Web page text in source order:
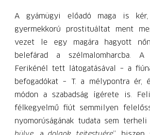
A gyámügyi előadó maga is kér,
gyermekkorú prostituáltat ment
vezet le egy magára hagyott
belefárad a szélmalomharcba. A
Ferikénél tett látogatásával – a
befogadókat – T. a mélypontra ér,
módon a szabadság ígérete is.
félkegyelmű fiút semmilyen
nyomorúságának tudata sem terheli